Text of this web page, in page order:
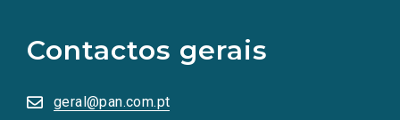
Contactos gerais
geral@pan.com.pt
redes
sociais
numa
nova